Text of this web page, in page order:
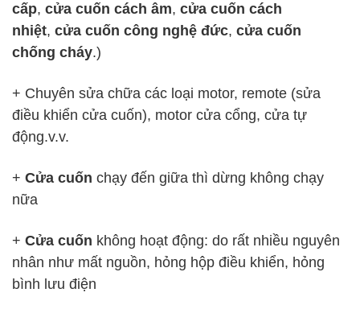
cấp, cửa cuốn cách âm, cửa cuốn cách
nhiệt, cửa cuốn công nghệ đức, cửa cuốn
chống cháy.)
+ Chuyên sửa chữa các loại motor, remote (sửa
điều khiển cửa cuốn), motor cửa cổng, cửa tự
động.v.v.
+ Cửa cuốn chạy đến giữa thì dừng không chạy
nữa
+ Cửa cuốn không hoạt động: do rất nhiều nguyên
nhân như mất nguồn, hỏng hộp điều khiển, hỏng
bình lưu điện